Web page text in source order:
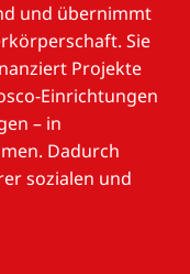
und übernimmt
Sie
Projekte
Einrichtungen
– in
Dadurch
sozialen und